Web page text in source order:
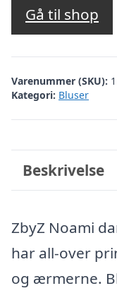
Gå til shop
Varenummer (SKU):
Kategori: Bluser
Beskrivelse
ZbyZ Noami
har all-over
og ærmerne.